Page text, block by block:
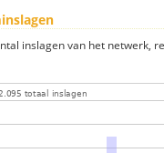
inslagen van het netwerk,